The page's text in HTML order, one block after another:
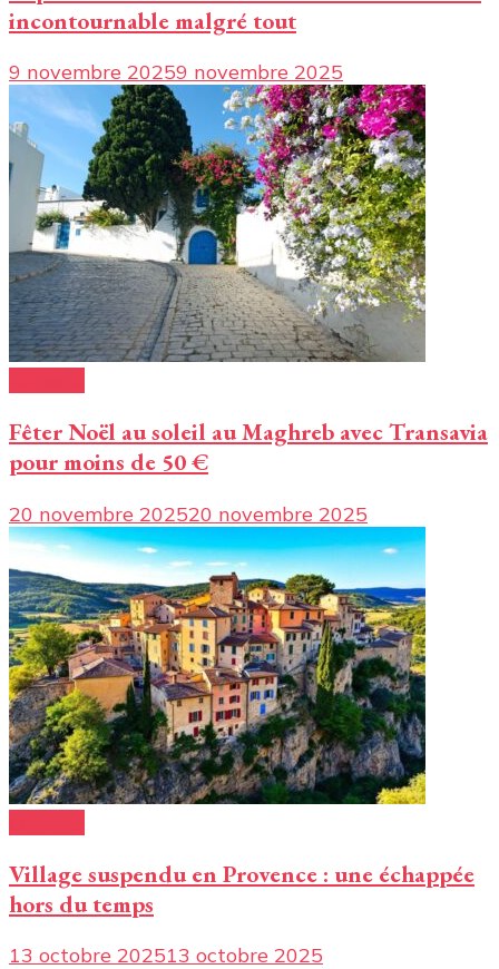
incontournable malgré tout
9 novembre 20259 novembre 2025
Fêter Noël au soleil au Maghreb avec Transavia
pour moins de 50 €
20 novembre 202520 novembre 2025
Village suspendu en Provence : une échappée
hors du temps
13 octobre 202513 octobre 2025